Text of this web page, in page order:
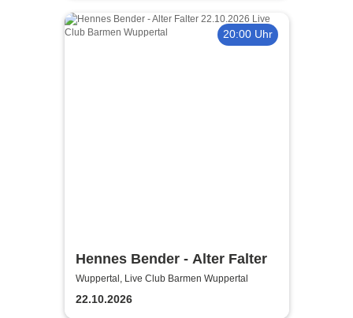
20:00 Uhr
Hennes Bender - Alter Falter
Wuppertal, Live Club Barmen Wuppertal
22.10.2026